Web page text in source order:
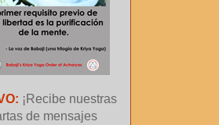
¡Recibe nuestras
de mensajes